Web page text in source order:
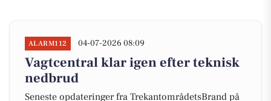
ALARM112 04-07-2026 08:09
Vagtcentral klar igen efter teknisk
nedbrud
Seneste opdateringer fra TrekantområdetsBrand på